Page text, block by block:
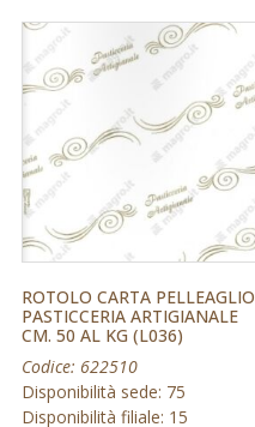
ROTOLO CARTA PELLEAGLIO
PASTICCERIA ARTIGIANALE
CM. 50 AL KG (L036)
Codice: 622510
Disponibilità sede: 75
Disponibilità filiale: 15